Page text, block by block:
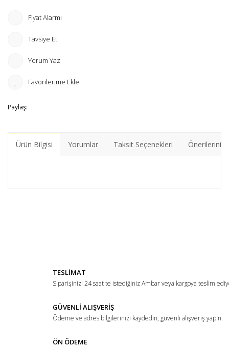
Fiyat Alarmı
Tavsiye Et
Yorum Yaz
Paylaş:
Ürün Bilgisi Yorumlar Taksit Seçenekleri Önerileriniz
Ürün açıklamasında eksik bilgiler bulunuyor.
Ürün fiyatı diğer sitelerden daha pahalı.
Bu ürüne benzer farklı alternatifler olmalı.
TESLİMAT
Siparişinizi 24 saat te istediğiniz Ambar veya kargoya teslim
GÜVENLİ ALIŞVERİŞ
Ödeme ve adres bilgilerinizi kaydedin, güvenli alışveriş yapın.
ÖN ÖDEME